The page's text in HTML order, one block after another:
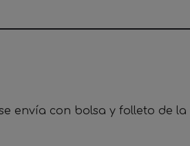
envía con bolsa y folleto de la